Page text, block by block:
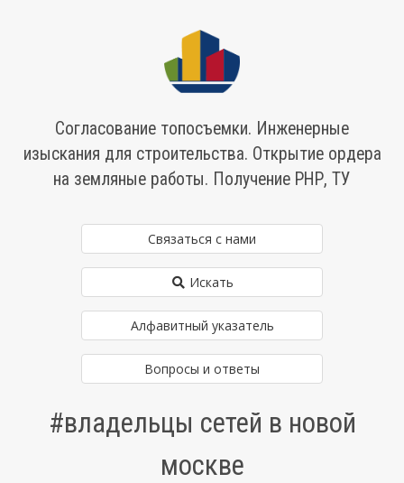
Согласование топосъемки. Инженерные
изыскания для строительства. Открытие ордера
на земляные работы. Получение РНР, ТУ
Связаться с нами
Искать
Алфавитный указатель
Вопросы и ответы
#владельцы сетей в новой
москве